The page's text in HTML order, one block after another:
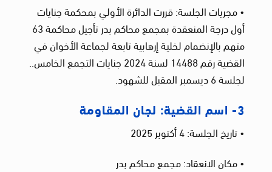
• مجريات الجلسة: قررت الدائرة الأولي بمحكمة جنايات
أول درجة المنعقدة بمجمع محاكم بدر تأجيل محاكمة 63
متهم بالإنضمام لخلية إرهابية تابعة لجماعة الأخوان في
القضية رقم 14488 لسنة 2024 جنايات التجمع الخامس..
لجلسة 6 ديسمبر المقبل للشهود.
3- اسم القضية: لجان المقاومة
• تاريخ الجلسة: 4 أكتوبر 2025
• مكان الانعقاد: مجمع محاكم بدر